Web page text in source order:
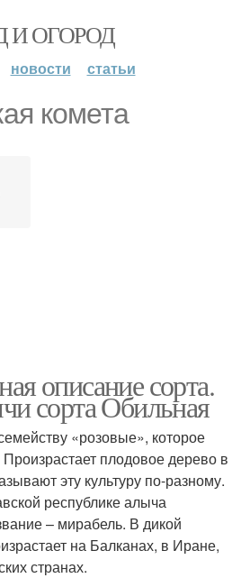
И ОГОРОД
новости статьи
комета
описание сорта.
сорта Обильная
«розовые», которое
плодовое дерево в
эту культуру по-разному.
республике алыча
– мирабель. В дикой
на Балканах, в Иране,
странах.